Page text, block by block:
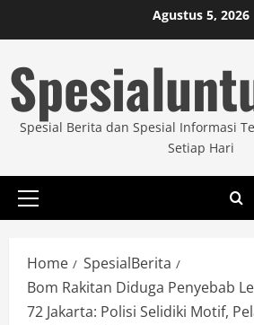
to
Agustus 5, 2026
Spesial Berita dan Spesial Informasi
Setiap Hari
Primary
Home
SpesialBerita
Bom Rakitan Diduga Penyebab
72 Jakarta: Polisi Selidiki Motif,